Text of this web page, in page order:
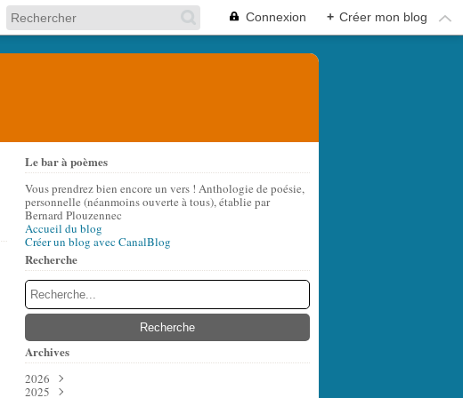
Connexion + Créer mon blog
Le bar à poèmes
Vous prendrez bien encore un vers ! Anthologie de poésie,
personnelle (néanmoins ouverte à tous), établie par
Bernard Plouzennec
Accueil du blog
Créer un blog avec CanalBlog
Recherche
Archives
2026
Août
2025